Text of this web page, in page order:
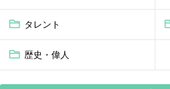
タレント
歴史・偉人